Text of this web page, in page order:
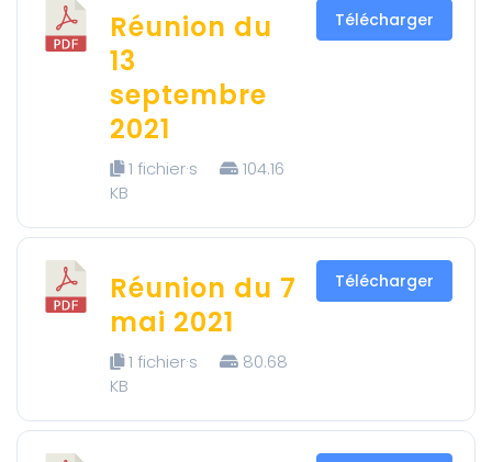
Réunion du
13
septembre
2021
1 fichier·s
104.16
KB
Télécharger
Réunion du 7
mai 2021
1 fichier·s
80.68
KB
Télécharger